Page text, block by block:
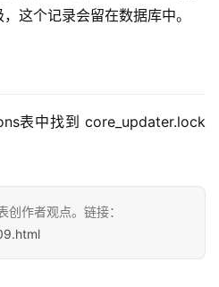
这个记录会留在数据库中。
表中找到 core_updater.lock
作者观点。链接：